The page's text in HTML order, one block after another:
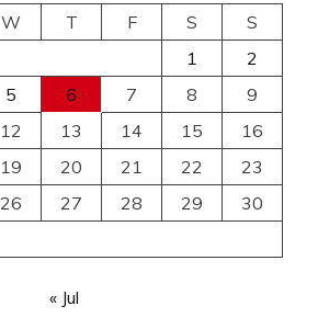
W T F S
S
1
2
5 6 7 8
9
12 13 14 15
16
19 20 21 22
23
26 27 28 29
30
« Jul